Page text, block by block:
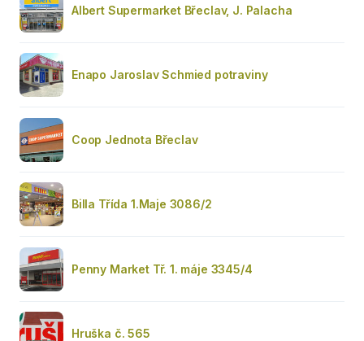
Albert Supermarket Břeclav, J. Palacha
Enapo Jaroslav Schmied potraviny
Coop Jednota Břeclav
Billa Třída 1.Maje 3086/2
Penny Market Tř. 1. máje 3345/4
Hruška č. 565